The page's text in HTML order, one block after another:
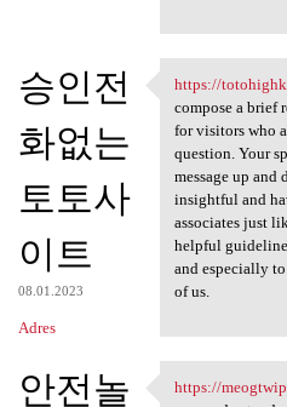
승인전
화없는
토토사
이트
08.01.2023
Adres
https://
https://
compose a brief
for visitors who
question. Your
message up and
insightful and
associates just
helpful
and especially
of us.
안전놀 https://